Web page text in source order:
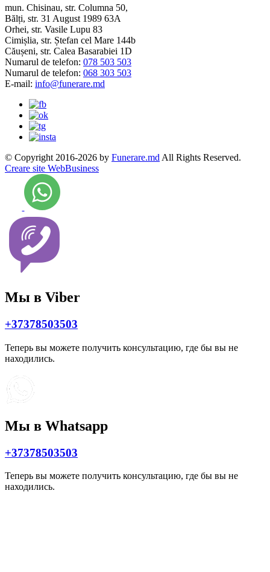
mun. Chisinau, str. Columna 50,
Bălți, str. 31 August 1989 63A
Orhei, str. Vasile Lupu 83
Cimișlia, str. Ștefan cel Mare 144b
Căușeni, str. Calea Basarabiei 1D
Numarul de telefon: 078 503 503
Numarul de telefon: 068 303 503
E-mail: info@funerare.md
© Copyright 2016-2026 by Funerare.md All Rights Reserved.
Creare site WebBusiness
Мы в Viber
+37378503503
Теперь вы можете получить консультацию, где бы вы не
находились.
Мы в Whatsapp
+37378503503
Теперь вы можете получить консультацию, где бы вы не
находились.